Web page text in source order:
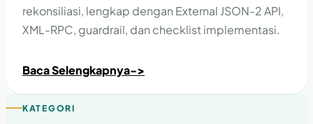
rekonsiliasi, lengkap dengan External JSON-2 API,
XML-RPC, guardrail, dan checklist implementasi.
Baca Selengkapnya->
KATEGORI